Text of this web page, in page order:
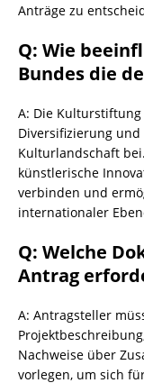
Anträge zu
Q: Wie
Bundes die
A: Die
Diversifizierung
Kulturlandschaft
künstlerische
verbinden und
internationaler
Q: Welche
Antrag
A: Antragsteller
Nachweise über
vorlegen, um sich